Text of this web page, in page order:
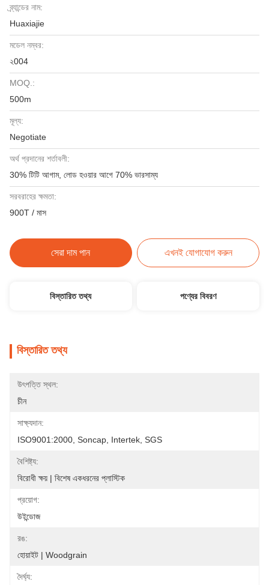
ব্র্যান্ডের নাম:
Huaxiajie
মডেল নম্বর:
২004
MOQ.:
500m
মূল্য:
Negotiate
অর্থ প্রদানের শর্তাবলী:
30% টিটি আগাম, লোড হওয়ার আগে 70% ভারসাম্য
সরবরাহের ক্ষমতা:
900T / মাস
সেরা দাম পান এখনই যোগাযোগ করুন
বিস্তারিত তথ্য পণ্যের বিবরণ
বিস্তারিত তথ্য
উৎপত্তি স্থল:
চীন
সাক্ষ্যদান:
ISO9001:2000, Soncap, Intertek, SGS
বৈশিষ্ট্য:
বিরোধী ক্ষয় | বিশেষ একধরনের প্লাস্টিক
প্রয়োগ:
উইন্ডোজ
রঙ:
হোয়াইট | Woodgrain
দৈর্ঘ্য: